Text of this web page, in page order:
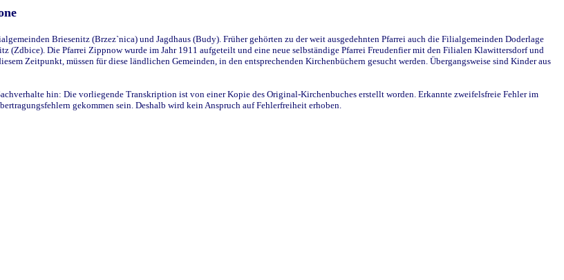
Briesenitz (Brzez`nica) und Jagdhaus (Budy). Früher gehörten zu der weit ausgedehnten Pfarrei auch die Filialgemeinden Doderlage
(Zdbice). Die Pfarrei Zippnow wurde im Jahr 1911 aufgeteilt und eine neue selbständige Pfarrei Freudenfier mit den Filialen Klawittersdorf und
Zeitpunkt, müssen für diese ländlichen Gemeinden, in den entsprechenden Kirchenbüchern gesucht werden. Übergangsweise sind Kinder aus
hin: Die vorliegende Transkription ist von einer Kopie des Original-Kirchenbuches erstellt worden. Erkannte zweifelsfreie Fehler im
gekommen sein. Deshalb wird kein Anspruch auf Fehlerfreiheit erhoben.